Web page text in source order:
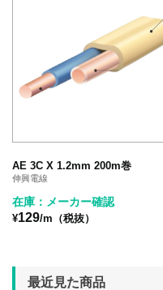
AE 3C X 1.2mm 200m巻
伸興電線
在庫：メーカー確認
¥129/m（税抜）
最近見た商品